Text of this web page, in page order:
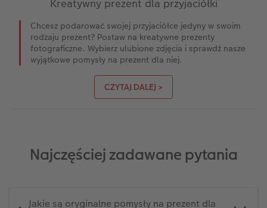
Kreatywny prezent dla przyjaciółki
Chcesz podarować swojej przyjaciółce jedyny w swoim
rodzaju prezent? Postaw na kreatywne prezenty
fotograficzne. Wybierz ulubione zdjęcia i sprawdź nasze
wyjątkowe pomysły na prezent dla niej.
CZYTAJ DALEJ >
Najczęściej zadawane pytania
Jakie są oryginalne pomysły na prezent dla